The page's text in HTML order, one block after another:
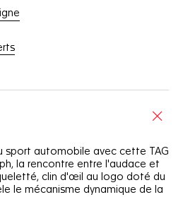
sport automobile avec cette TAG
la rencontre entre l'audace et
clin d'œil au logo doté du
le mécanisme dynamique de la